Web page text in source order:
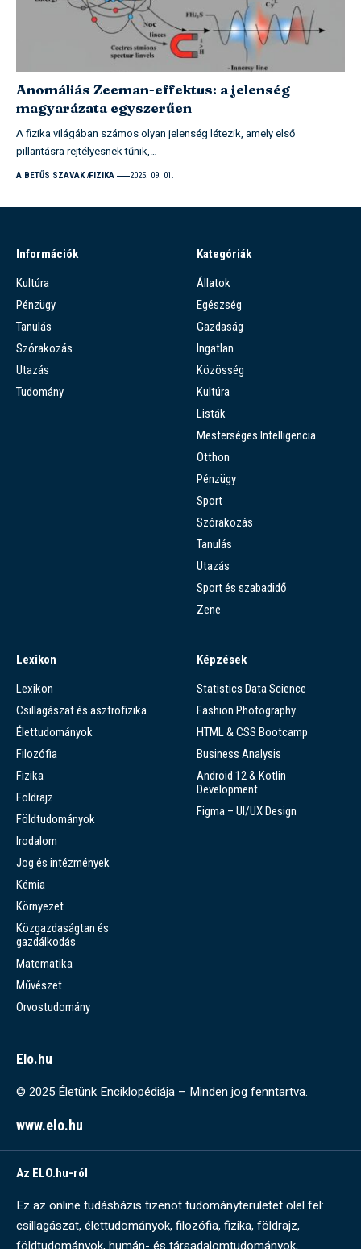
Anomáliás Zeeman-effektus: a jelenség
magyarázata egyszerűen
A fizika világában számos olyan jelenség létezik, amely első
pillantásra rejtélyesnek tűnik,…
A BETŰS SZAVAK FIZIKA 2025. 09. 01.
Információk
Kultúra
Pénzügy
Tanulás
Szórakozás
Utazás
Tudomány
Kategóriák
Állatok
Egészség
Gazdaság
Ingatlan
Közösség
Kultúra
Listák
Mesterséges Intelligencia
Otthon
Pénzügy
Sport
Szórakozás
Tanulás
Utazás
Sport és szabadidő
Zene
Lexikon
Lexikon
Csillagászat és asztrofizika
Élettudományok
Filozófia
Fizika
Földrajz
Földtudományok
Irodalom
Jog és intézmények
Kémia
Környezet
Közgazdaságtan és
gazdálkodás
Matematika
Művészet
Orvostudomány
Képzések
Statistics Data Science
Fashion Photography
HTML & CSS Bootcamp
Business Analysis
Android 12 & Kotlin
Development
Figma – UI/UX Design
Elo.hu
© 2025 Életünk Enciklopédiája – Minden jog fenntartva.
www.elo.hu
Az ELO.hu-ról
Ez az online tudásbázis tizenöt tudományterületet ölel fel:
csillagászat, élettudományok, filozófia, fizika, földrajz,